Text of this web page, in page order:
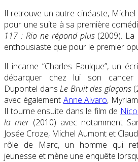
Il retrouve un autre cinéaste,
pour une suite à sa première
117 : Rio ne répond plus (2009).
enthousiaste que pour le premier
Il incarne “Charles Faulque”, un
débarquer chez lui son
Dupontel dansLe Bruit des glaçons
avec également Anne Alvaro,
Il tourne ensuite dans le film de
la mer(2010) avec notamment
Josée Croze, Michel Aumont et
rôle de Marc, un homme qui
jeunesse et mène une enquête